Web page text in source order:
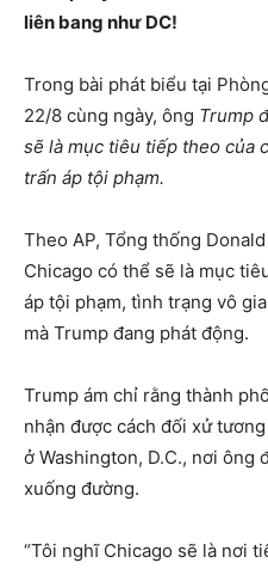
liên bang như DC!
Trong bài phát biểu tại
22/8 cùng ngày, ông Trump
sẽ là mục tiêu tiếp theo của
trấn áp tội phạm.
Theo AP, Tổng thống
Chicago có thể sẽ là mục
áp tội phạm, tình trạng vô
mà Trump đang phát động.
Trump ám chỉ rằng thành
nhận được cách đối xử
ở Washington, D.C., nơi ông
xuống đường.
“Tôi nghĩ Chicago sẽ là nơi